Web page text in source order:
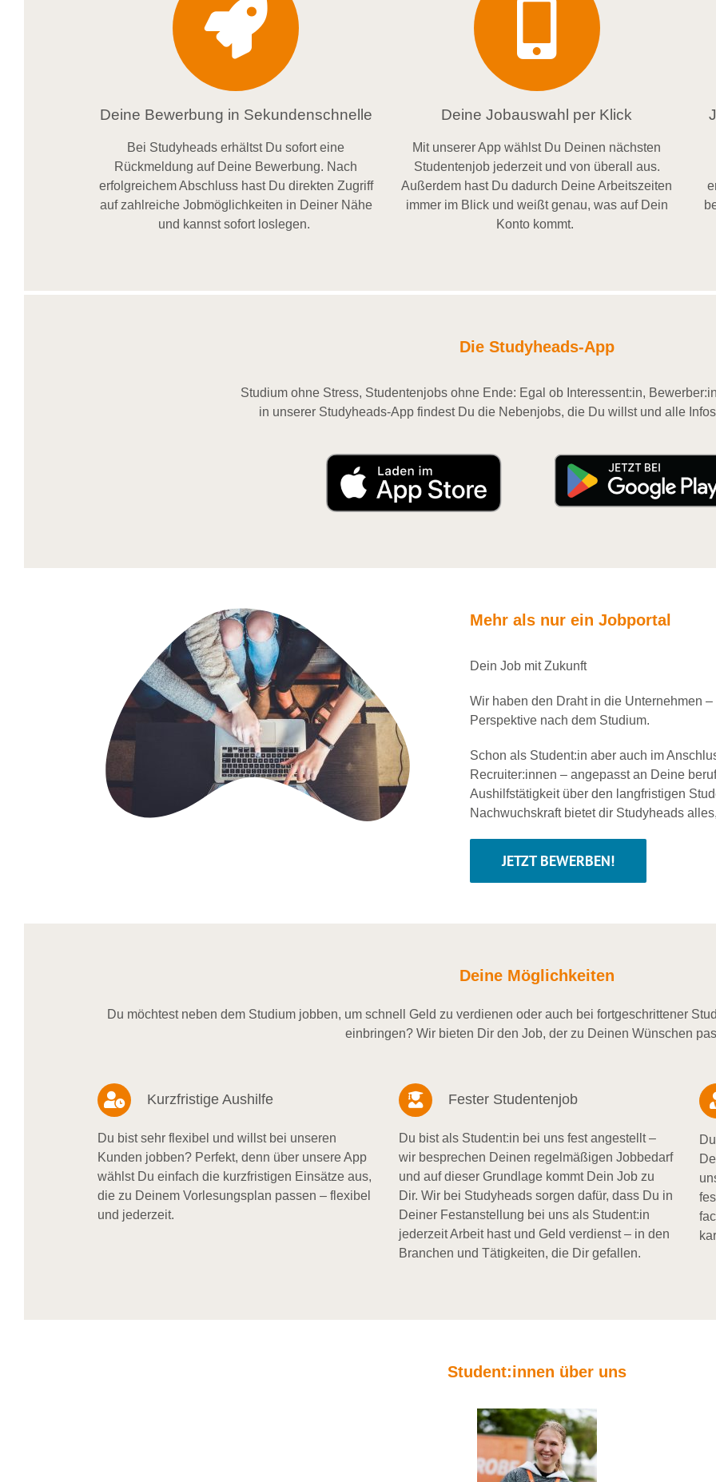
Deine Bewerbung in Sekundenschnelle
Bei Studyheads erhältst Du sofort eine
Rückmeldung auf Deine Bewerbung. Nach
erfolgreichem Abschluss hast Du direkten Zugriff
auf zahlreiche Jobmöglichkeiten in Deiner Nähe
und kannst sofort loslegen.
Deine Jobauswahl per Klick
Mit unserer App wählst Du Deinen nächsten
Studentenjob jederzeit und von überall aus.
Außerdem hast Du dadurch Deine Arbeitszeiten
immer imBlick und weißtgenau, was auf Dein
Konto kommt.
Die Studyheads-App
Studium ohne Stress, Studentenjobs ohne Ende: Egal ob Interessent:in,
in unserer Studyheads-App findest Du die Nebenjobs, die Du willst und alle
Mehr als nur ein Jobportal
Dein Job mit Zukunft
Wir haben den Draht in die Unternehmen
Perspektive nach dem Studium.
Schon als Student:in aber auch im
Recruiter:innen – angepasst an Deine
Aushilfstätigkeit über den langfristigen
Nachwuchskraft bietet dir Studyheads
JETZT BEWERBEN!
Deine Möglichkeiten
Du möchtest neben dem Studium jobben, um schnell Geld zu verdienen oder auch bei fortgeschrittener
einbringen? Wir bieten Dir den Job, der zu Deinen Wünschen
Kurzfristige Aushilfe
Du bist sehr flexibel und willst bei unseren
Kunden jobben? Perfekt, denn über unsere App
wählst Du einfach die kurzfristigen Einsätze aus,
die zu Deinem Vorlesungsplan passen – flexibel
und jederzeit.
Fester Studentenjob
Du bist als Student:in bei uns fest angestellt –
wir besprechen Deinen regelmäßigen Jobbedarf
und auf dieser Grundlage kommt Dein Job zu
Dir. Wir bei Studyheads sorgen dafür, dass Du in
Deiner Festanstellung bei uns als Student:in
jederzeit Arbeit hast und Geld verdienst – in den
Branchen und Tätigkeiten, die Dir gefallen.
Student:innen über uns